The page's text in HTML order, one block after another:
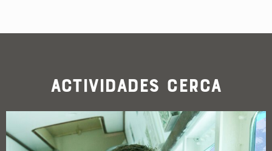
Actividades cerca